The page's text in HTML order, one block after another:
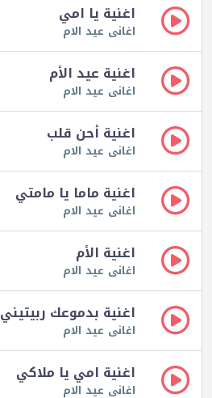
اغنية يا امي
اغانى عيد الام
اغنية عيد الأم
اغانى عيد الام
اغنية أحن قلب
اغانى عيد الام
اغنية ماما يا مامتي
اغانى عيد الام
اغنية الأم
اغانى عيد الام
اغنية بدموعك ربيتيني
اغانى عيد الام
اغنية امي يا ملاكي
اغانى عيد الام